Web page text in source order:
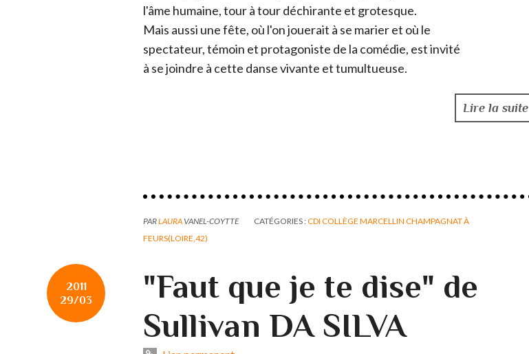
l'âme humaine, tour à tour déchirante et grotesque.
Mais aussi une fête, où l'on jouerait à se marier et où le
spectateur, témoin et protagoniste de la comédie, est invité
à se joindre à cette danse vivante et tumultueuse.
Lire la suite
PARLAURA VANEL-COYTTE CATÉGORIES :CDI COLLÈGE MARCELLIN CHAMPAGNAT À
FEURS(LOIRE,42)
2011
29/03
"Faut que je te dise" de
Sullivan DA SILVA